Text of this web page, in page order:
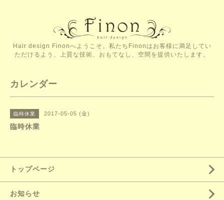
Hair design Finonへようこそ。私たちFinonはお客様に満足してい
ただけるよう、上質な技術、おもてなし、空間を提供いたします。
カレンダー
臨時休業 2017-05-05 (金)
臨時休業
トップページ
お知らせ